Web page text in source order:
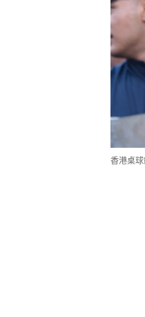
香港桌球